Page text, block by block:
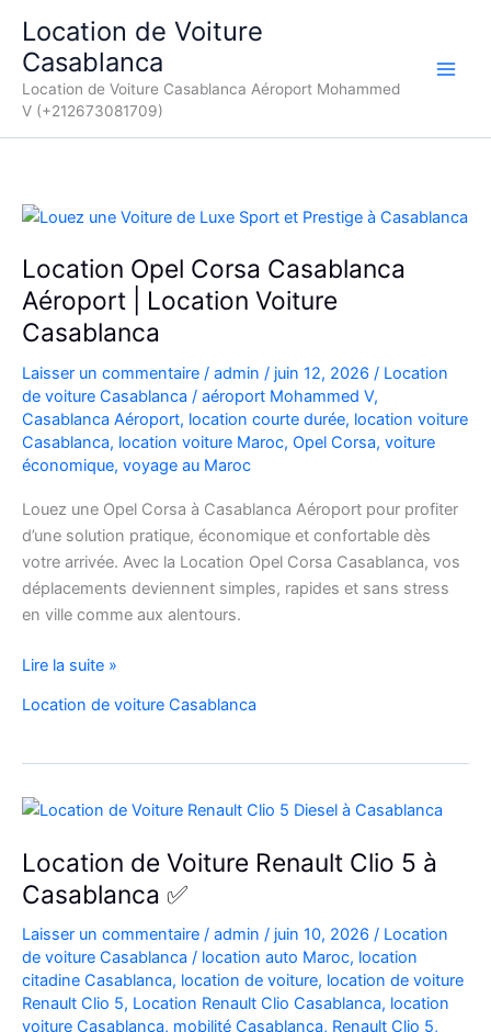
contenu
Location de Voiture
Casablanca
Location de Voiture Casablanca Aéroport Mohammed
V (+212673081709)
Location Opel Corsa Casablanca
Aéroport | Location Voiture
Casablanca
Laisser un commentaire / admin / juin 12, 2026 / Location
de voiture Casablanca / aéroport Mohammed V,
Casablanca Aéroport, location courte durée, location voiture
Casablanca, location voiture Maroc, Opel Corsa, voiture
économique, voyage au Maroc
Louez une Opel Corsa à Casablanca Aéroport pour profiter
d’une solution pratique, économique et confortable dès
votre arrivée. Avec la Location Opel Corsa Casablanca, vos
déplacements deviennent simples, rapides et sans stress
en ville comme aux alentours.
Location
Corsa
Aéroport
|
Location
Voiture
Casablanca
Lire la suite »
Location de voiture Casablanca
Location de Voiture Renault Clio 5 à
Casablanca ✅
Laisser un commentaire / admin / juin 10, 2026 / Location
de voiture Casablanca / location auto Maroc, location
citadine Casablanca, location de voiture, location de voiture
Renault Clio 5, Location Renault Clio Casablanca, location
voiture Casablanca, mobilité Casablanca, Renault Clio 5,